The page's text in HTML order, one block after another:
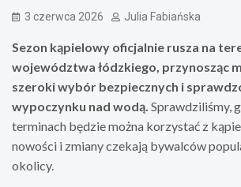
3 czerwca 2026 Julia Fabiańska
Sezon kąpielowy oficjalnie rusza na
województwa łódzkiego, przynosząc
szeroki wybór bezpiecznych i
wypoczynku nad wodą. Sprawdziliśmy,
terminach będzie można korzystać z
nowości i zmiany czekają bywalców
okolicy.